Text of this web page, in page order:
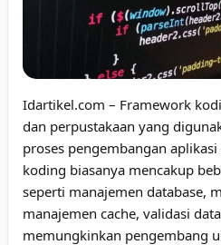
Idartikel.com – Framework
dan perpustakaan yang
proses pengembangan
koding biasanya mencakup
seperti manajemen database,
manajemen cache, validasi
memungkinkan pengembang